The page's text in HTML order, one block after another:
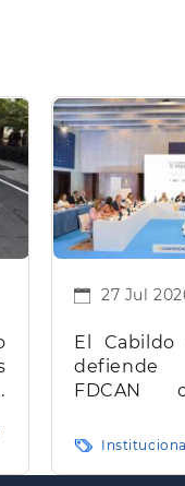
27 Jul
El
FDCAN
eficiencia y
Institucional